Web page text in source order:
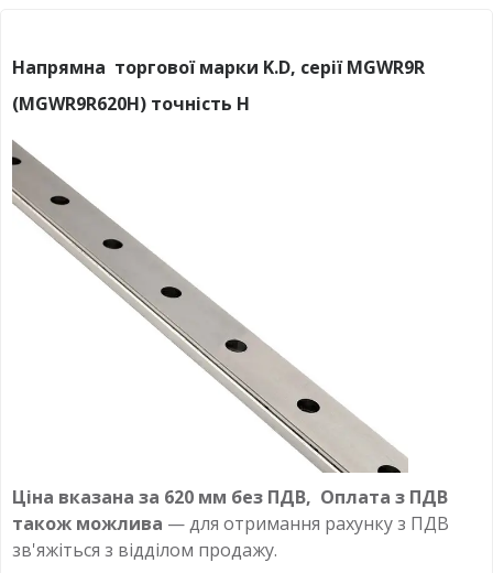
Напрямна торгової марки K.D, серії MGWR9R
(MGWR9R620H) точність H
Ціна вказана за 620 мм без ПДВ, Оплата з ПДВ
також можлива — для отримання рахунку з ПДВ
зв'яжіться з відділом продажу.